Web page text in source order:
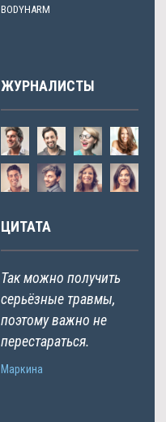
BODYHARM
ЖУРНАЛИСТЫ
ЦИТАТА
Так можно получить
серьёзные травмы,
поэтому важно не
перестараться.
Маркина